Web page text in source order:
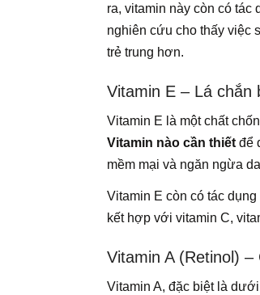
ra, vitamin này còn có tác
nghiên cứu cho thấy việc
trẻ trung hơn.
Vitamin E – Lá chắn
Vitamin E là một chất
Vitamin nào cần thiết để
mềm mại và ngăn ngừa
Vitamin E còn có tác
kết hợp với vitamin C,
Vitamin A (Retinol)
Vitamin A, đặc biệt là